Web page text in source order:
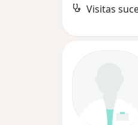
Visitas